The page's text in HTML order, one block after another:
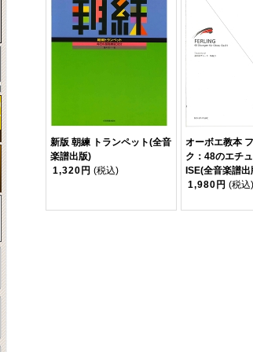
新版 朝練 トランペット(全音
楽譜出版)
1,320円 (税込)
オーボエ教本
ク：48のエチ
ISE(全音楽譜出
1,980円 (税込)